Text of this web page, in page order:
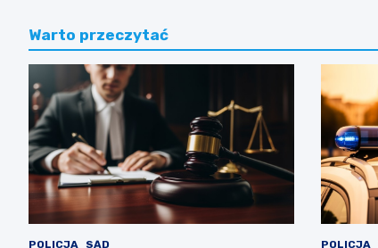
Warto przeczytać
POLICJA SĄD POLICJA